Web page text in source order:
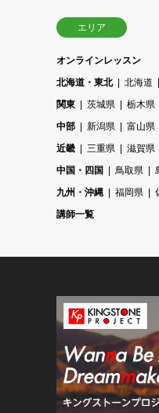
エリア
オンラインレッスン
北海道・東北
北海道
関東
茨城県 栃木県
中部
新潟県 富山県
近畿
三重県 滋賀県
中国・四国
鳥取県
九州・沖縄
福岡県
講師一覧